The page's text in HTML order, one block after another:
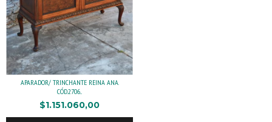
APARADOR/ TRINCHANTE REINA ANA.
CÓD.2706...
$1.151.060,00